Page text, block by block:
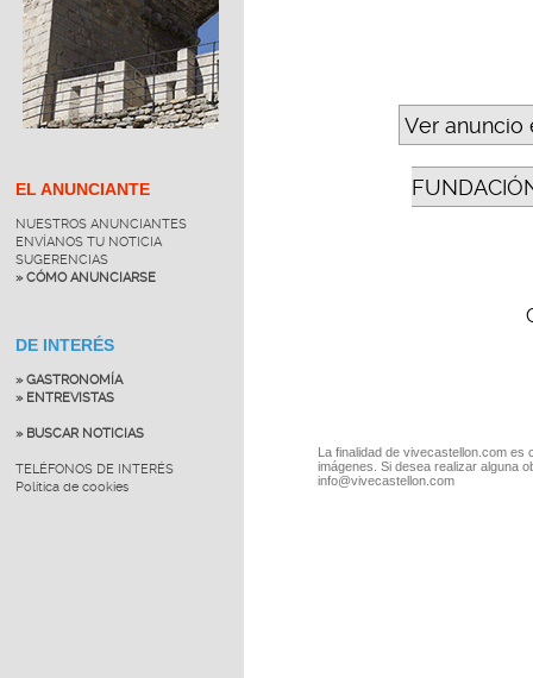
EL ANUNCIANTE
NUESTROS ANUNCIANTES
ENVÍANOS TU NOTICIA
SUGERENCIAS
» CÓMO ANUNCIARSE
DE INTERÉS
» GASTRONOMÍA
» ENTREVISTAS
» BUSCAR NOTICIAS
TELÉFONOS DE INTERÉS
Política de cookies
Ver anuncio
La finalidad de vivecastellon.com
imágenes. Si desea realizar alguna
info@vivecastellon.com